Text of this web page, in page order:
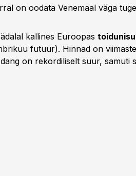
on oodata Venemaal väga
kallines Euroopas
futuur). Hinnad on
on rekordiliselt suur, samuti